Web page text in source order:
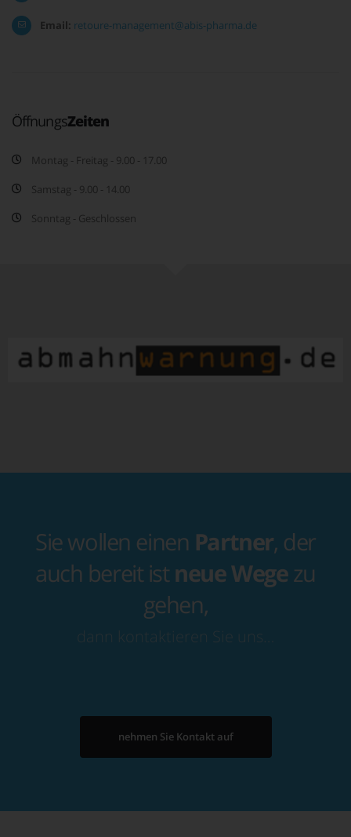
Email: retoure-management@abis-pharma.de
ÖffnungsZeiten
Montag - Freitag - 9.00 - 17.00
Samstag - 9.00 - 14.00
Sonntag - Geschlossen
Sie wollen einen Partner, der
auch bereit ist neue Wegezu
gehen,
dann kontaktieren Sie uns…
nehmen Sie Kontakt auf